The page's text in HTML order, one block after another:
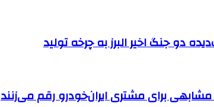
برای مشتری ایران‌خودرو رقم می‌زنند